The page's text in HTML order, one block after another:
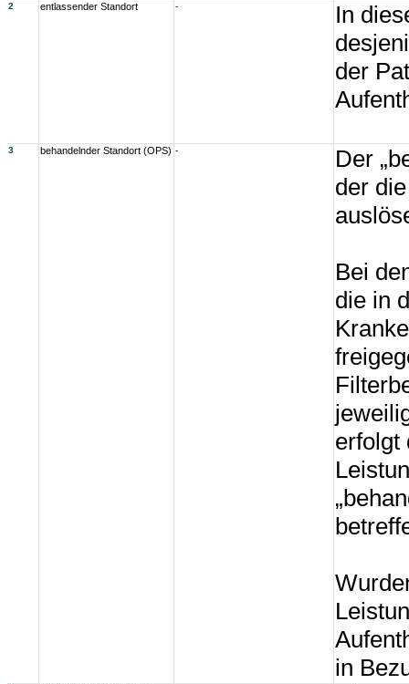
2 entlassender Standort -
In
der
3 behandelnder Standort (OPS) -
Der
der
Bei
die in
erfolgt
in